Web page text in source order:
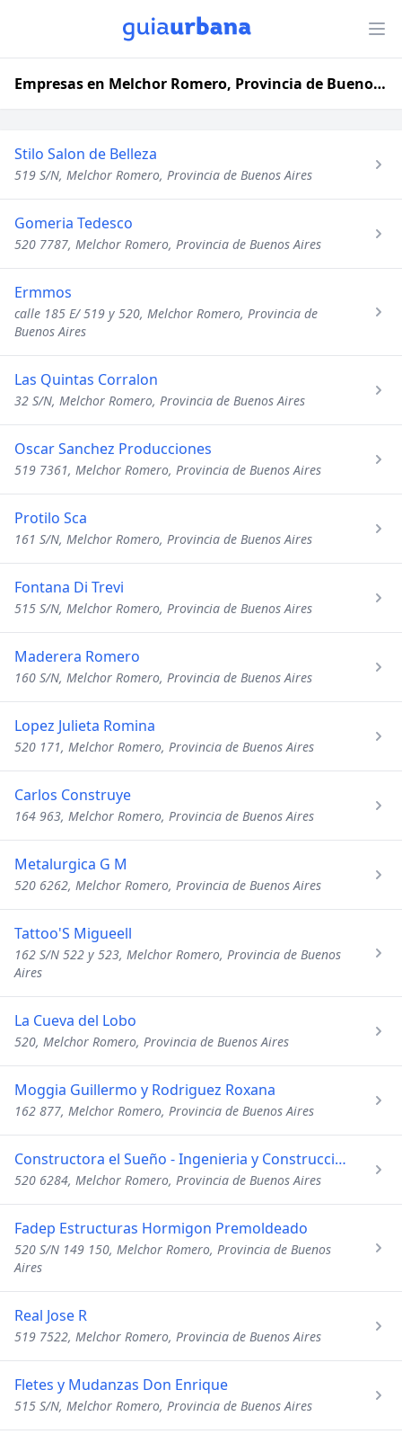
Empresas en Melchor Romero, Provincia de Buenos Aires
Stilo Salon de Belleza
519 S/N, Melchor Romero, Provincia de Buenos Aires
Gomeria Tedesco
520 7787, Melchor Romero, Provincia de Buenos Aires
Ermmos
calle 185 E/ 519 y 520, Melchor Romero, Provincia de
Buenos Aires
Las Quintas Corralon
32 S/N, Melchor Romero, Provincia de Buenos Aires
Oscar Sanchez Producciones
519 7361, Melchor Romero, Provincia de Buenos Aires
Protilo Sca
161 S/N, Melchor Romero, Provincia de Buenos Aires
Fontana Di Trevi
515 S/N, Melchor Romero, Provincia de Buenos Aires
Maderera Romero
160 S/N, Melchor Romero, Provincia de Buenos Aires
Lopez Julieta Romina
520 171, Melchor Romero, Provincia de Buenos Aires
Carlos Construye
164 963, Melchor Romero, Provincia de Buenos Aires
Metalurgica G M
520 6262, Melchor Romero, Provincia de Buenos Aires
Tattoo'S Migueell
162 S/N 522 y 523, Melchor Romero, Provincia de Buenos
Aires
La Cueva del Lobo
520, Melchor Romero, Provincia de Buenos Aires
Moggia Guillermo y Rodriguez Roxana
162 877, Melchor Romero, Provincia de Buenos Aires
Constructora el Sueño - Ingenieria y Construccion
520 6284, Melchor Romero, Provincia de Buenos Aires
Fadep Estructuras Hormigon Premoldeado
520 S/N 149 150, Melchor Romero, Provincia de Buenos
Aires
Real Jose R
519 7522, Melchor Romero, Provincia de Buenos Aires
Fletes y Mudanzas Don Enrique
515 S/N, Melchor Romero, Provincia de Buenos Aires